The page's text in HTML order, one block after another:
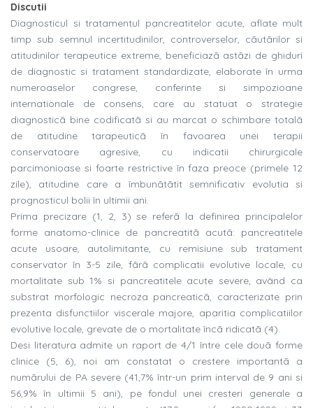
Discutii
Diagnosticul si tratamentul pancreatitelor acute, aflate mult
timp sub semnul incertitudinilor, controverselor, cãutãrilor si
atitudinilor terapeutice extreme, beneficiazã astãzi de ghiduri
de diagnostic si tratament standardizate, elaborate în urma
numeroaselor congrese, conferinte si simpozioane
internationale de consens, care au statuat o strategie
diagnosticã bine codificatã si au marcat o schimbare totalã
de atitudine tarapeuticã în favoarea unei terapii
conservatoare agresive, cu indicatii chirurgicale
parcimonioase si foarte restrictive în faza preoce (primele 12
zile), atitudine care a îmbunãtãtit semnificativ evolutia si
prognosticul bolii în ultimii ani.
Prima precizare (1, 2, 3) se referã la definirea principalelor
forme anatomo-clinice de pancreatitã acutã: pancreatitele
acute usoare, autolimitante, cu remisiune sub tratament
conservator în 3-5 zile, fãrã complicatii evolutive locale, cu
mortalitate sub 1% si pancreatitele acute severe, având ca
substrat morfologic necroza pancreaticã, caracterizate prin
prezenta disfunctiilor viscerale majore, aparitia complicatiilor
evolutive locale, grevate de o mortalitate încã ridicatã (4).
Desi literatura admite un raport de 4/1 între cele douã forme
clinice (5, 6), noi am constatat o crestere importantã a
numãrului de PA severe (41,7% într-un prim interval de 9 ani si
56,9% în ultimii 5 ani), pe fondul unei cresteri generale a